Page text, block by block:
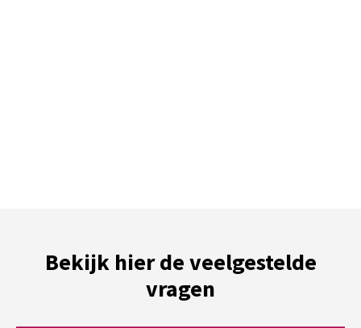
Bekijk hier de veelgestelde
vragen